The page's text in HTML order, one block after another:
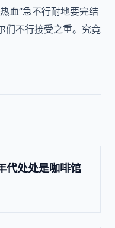
血”急不行耐地要完结
们不行接受之重。究竟
代处处是咖啡馆